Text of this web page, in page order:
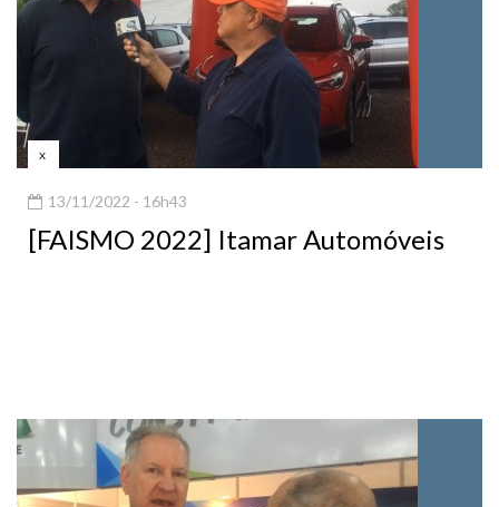
x
13/11/2022 - 16h43
[FAISMO 2022] Itamar Automóveis